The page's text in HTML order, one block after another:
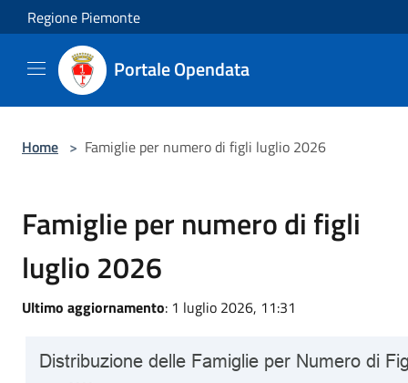
Salta al contenuto principale
Regione Piemonte
Portale Opendata
Home > Famiglie per numero di figli luglio 2026
Famiglie per numero di figli
luglio 2026
Ultimo aggiornamento: 1 luglio 2026, 11:31